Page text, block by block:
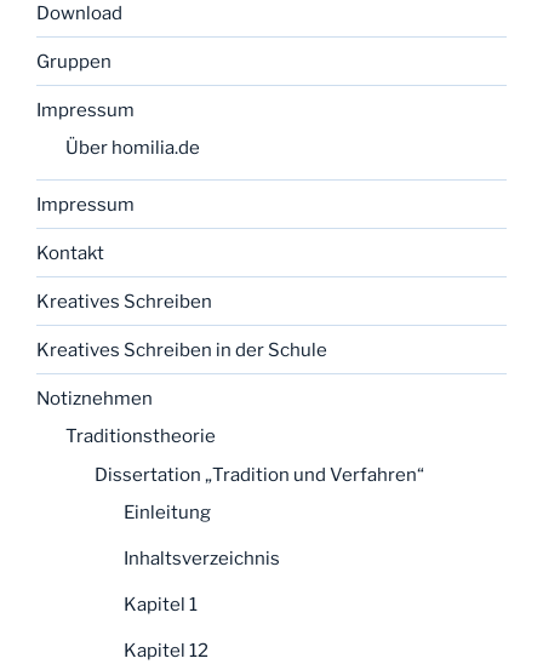
Download
Gruppen
Impressum
Über homilia.de
Impressum
Kontakt
Kreatives Schreiben
Kreatives Schreiben in der Schule
Notiznehmen
Traditionstheorie
Dissertation „Tradition und Verfahren“
Einleitung
Inhaltsverzeichnis
Kapitel 1
Kapitel 12